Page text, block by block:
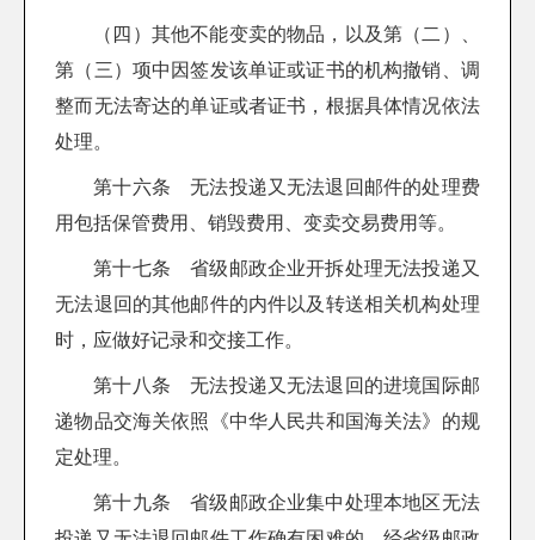
（四）其他不能变卖的物品，以及第（二）、
第（三）项中因签发该单证或证书的机构撤销、调
整而无法寄达的单证或者证书，根据具体情况依法
处理。
第十六条 无法投递又无法退回邮件的处理费
用包括保管费用、销毁费用、变卖交易费用等。
第十七条 省级邮政企业开拆处理无法投递又
无法退回的其他邮件的内件以及转送相关机构处理
时，应做好记录和交接工作。
第十八条 无法投递又无法退回的进境国际邮
递物品交海关依照《中华人民共和国海关法》的规
定处理。
第十九条 省级邮政企业集中处理本地区无法